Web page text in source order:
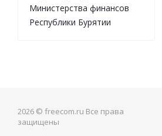
Министерства финансов
Республики Бурятии
2026 © freecom.ru Все права
защищены